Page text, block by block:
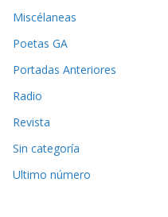
Miscélaneas
Poetas GA
Portadas Anteriores
Radio
Revista
Sin categoría
Ultimo número